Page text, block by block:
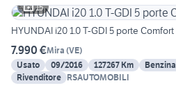
15
HYUNDAI i20 1.0 T-GDI 5 porte Comfort
7.990 €Mira (VE)
Usato
09/2016 127267 Km Benzina
Rivenditore RSAUTOMOBILI